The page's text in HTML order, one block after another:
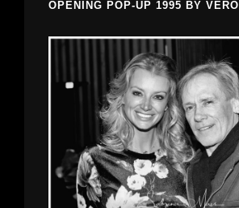
OPENING POP-UP 1995 BY VERO